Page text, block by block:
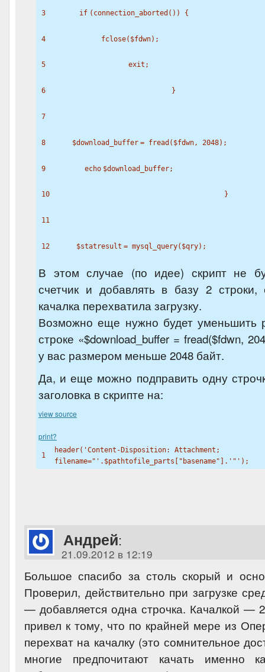
3 if (connection_aborted()) {
4 fclose( $fdwn);
5 exit ;
6 }
7
8 $download_buffer = fread ( $fdwn, 2048);
9 echo $download_buffer;
10 }
11
12 $statresult = mysql_query( $qry);
В этом случае (по идее) скрипт не
счетчик и добавлять в базу 2 строки,
качалка перехватила загрузку.
Возможно еще нужно будет уменьшить
строке «$download_buffer = fread($fdwn,
у вас размером меньше 2048 байт.
Да, и еще можно подправить одну
заголовка в скрипте на:
view source
print?
1
header( 'Content-Disposition: Attachment;
filename="' . $pathtofile_parts [" basename"].'" ');
Андрей:
21.09.2012 в 12:19
Большое спасибо за столь скорый и
Проверил, действительно при загрузке
— добавляется одна строчка. Качалкой —
привел к тому, что по крайней мере из
перехват на качалку (это сомнительное
многие предпочитают качать именно